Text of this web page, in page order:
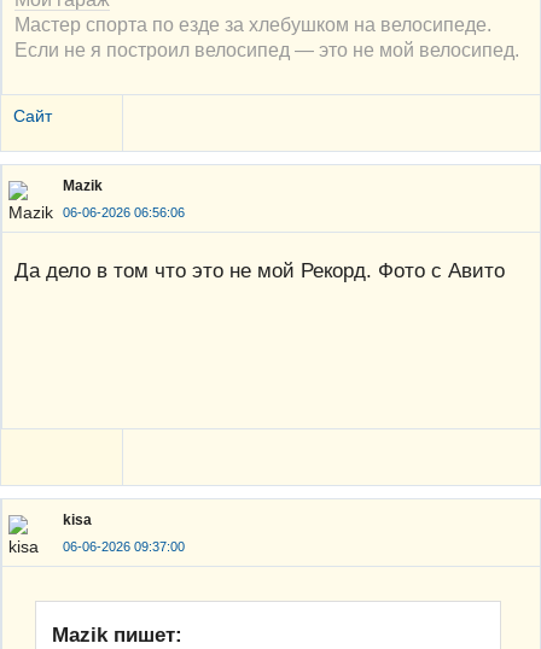
Мастер спорта по езде за хлебушком на велосипеде.
Если не я построил велосипед — это не мой велосипед.
Сайт
Mazik
06-06-2026 06:56:06
Да дело в том что это не мой Рекорд. Фото с Авито
kisa
06-06-2026 09:37:00
Mazik пишет: